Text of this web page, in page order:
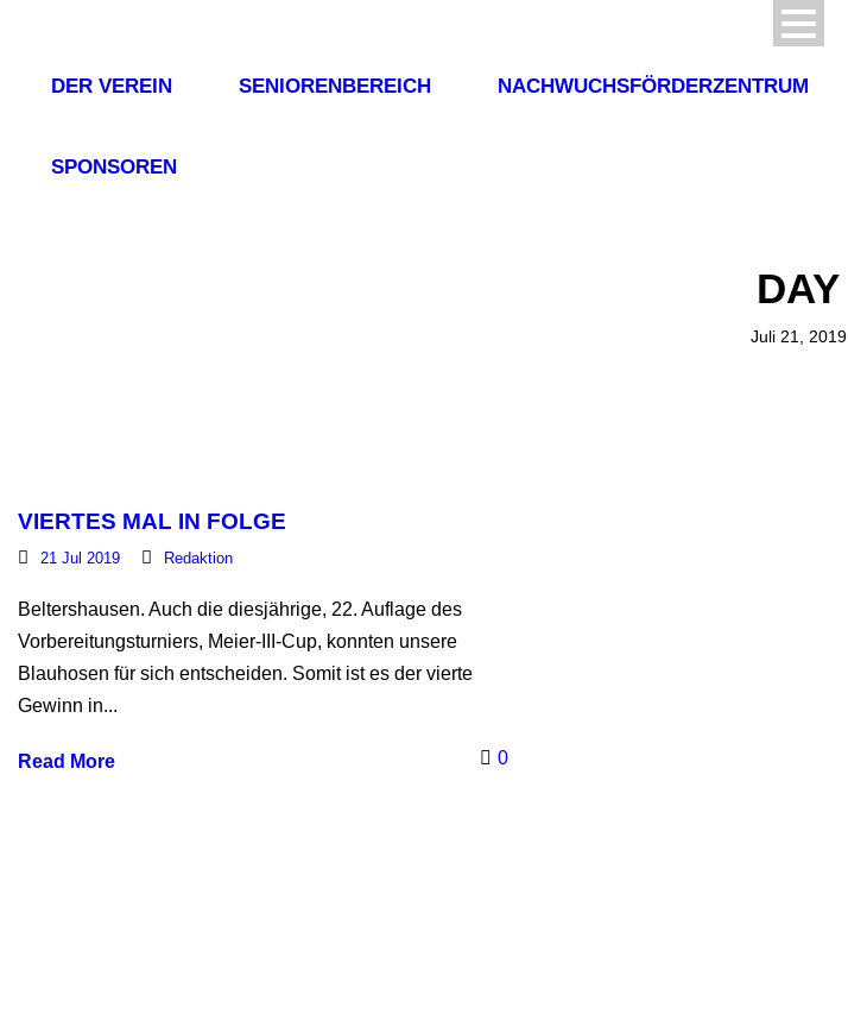
DER VEREIN SENIORENBEREICH NACHWUCHSFÖRDERZENTRUM
SPONSOREN
DAY
Juli 21, 2019
VIERTES MAL IN FOLGE
21 Jul 2019 Redaktion
Beltershausen. Auch die diesjährige, 22. Auflage des
Vorbereitungsturniers, Meier-III-Cup, konnten unsere
Blauhosen für sich entscheiden. Somit ist es der vierte
Gewinn in...
Read More 0